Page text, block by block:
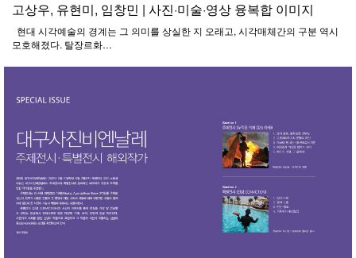
고상우, 유현미, 임창민 | 사진·미술·영상 융복합 이미지
현대 시각예술의 경계는 그 의미를 상실한 지 오래고, 시각매체간의 구분 역시
모호해졌다. 탈장르화…